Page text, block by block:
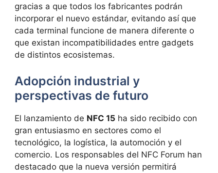
gracias a que todos los fabricantes podrán
incorporar el nuevo estándar, evitando así que
cada terminal funcione de manera diferente o
que existan incompatibilidades entre gadgets
de distintos ecosistemas.
Adopción industrial y
perspectivas de futuro
El lanzamiento de NFC 15 ha sido recibido con
gran entusiasmo en sectores como el
tecnológico, la logística, la automoción y el
comercio. Los responsables del NFC Forum han
destacado que la nueva versión permitirá